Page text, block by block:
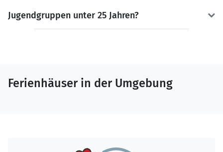
Jugendgruppen unter 25 Jahren?
Ferienhäuser in der Umgebung